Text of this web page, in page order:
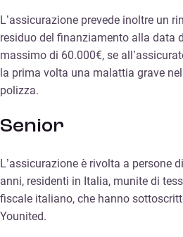
L’assicurazione prevede inoltre un
residuo del finanziamento alla data
massimo di 60.000€, se
la prima volta una malattia grave
polizza.
Senior
L’assicurazione è rivolta a persone
anni, residenti in Italia, munite di
fiscale italiano, che hanno
Younited.